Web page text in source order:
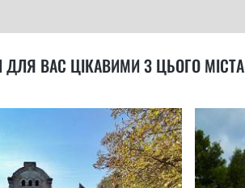
ВАС ЦІКАВИМИ З ЦЬОГО МІСТА